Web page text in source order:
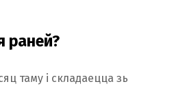
раней?
таму і складаецца зь